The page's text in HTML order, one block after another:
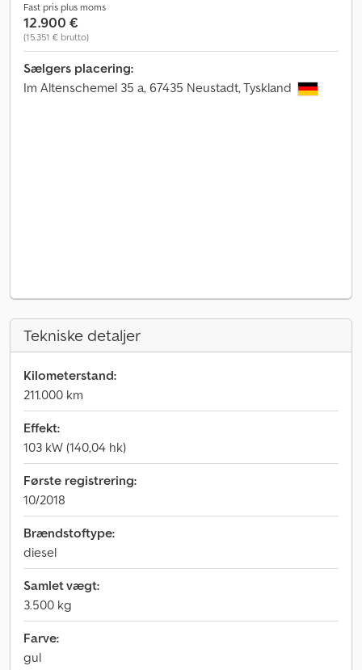
Fast pris plus moms
12.900 €
(15.351 € brutto)
Sælgers placering:
Im Altenschemel 35 a, 67435 Neustadt, Tyskland
Tekniske detaljer
Kilometerstand:
211.000 km
Effekt:
103 kW (140,04 hk)
Første registrering:
10/2018
Brændstoftype:
diesel
Samlet vægt:
3.500 kg
Farve:
gul